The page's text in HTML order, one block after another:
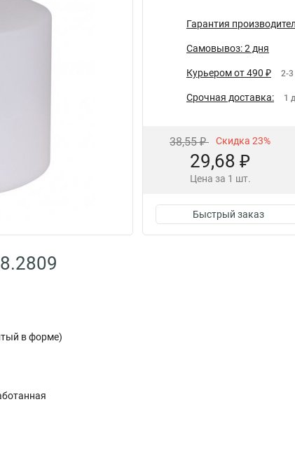
Гарантия
Самовывоз: 2 дня
Курьером от 490 ₽ 2-3
Срочная доставка: 1
38,55 ₽ Скидка 23%
29,68 ₽
Цена за 1 шт.
Быстрый заказ
в форме)